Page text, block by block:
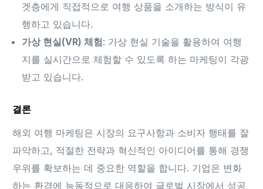
겟층에게 직접적으로 여행 상품을 소개하는 방식이 유
행하고 있습니다.
가상 현실(VR) 체험: 가상 현실 기술을 활용하여 여행
지를 실시간으로 체험할 수 있도록 하는 마케팅이 각광
받고 있습니다.
결론
해외 여행 마케팅은 시장의 요구사항과 소비자 행태를 잘
파악하고, 적절한 전략과 혁신적인 아이디어를 통해 경쟁
우위를 확보하는 데 중요한 역할을 합니다. 기업은 변화
하는 환경에 능동적으로 대응하여 글로벌 시장에서 성공